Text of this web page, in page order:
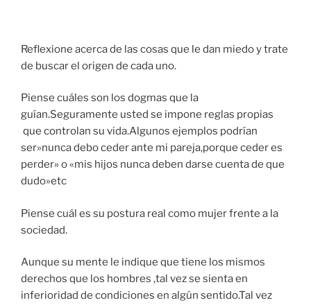
Reflexione acerca de las cosas que le dan miedo y trate
de buscar el origen de cada uno.
Piense cuáles son los dogmas que la
guían.Seguramente usted se impone reglas propias
que controlan su vida.Algunos ejemplos podrían
ser»nunca debo ceder ante mi pareja,porque ceder es
perder» o «mis hijos nunca deben darse cuenta de que
dudo»etc
Piense cuál es su postura real como mujer frente a la
sociedad.
Aunque su mente le indique que tiene los mismos
derechos que los hombres ,tal vez se sienta en
inferioridad de condiciones en algún sentido.Tal vez